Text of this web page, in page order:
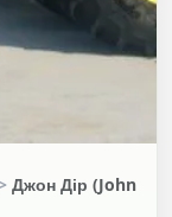
Джон Дір (John